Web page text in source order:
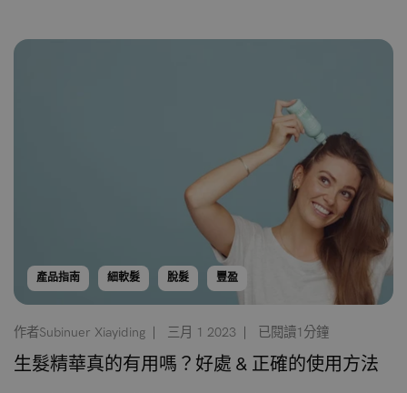
產品指南 細軟髮 脫髮 豐盈
作者Subinuer Xiayiding 三月 1 2023 已閱讀1分鐘
生髮精華真的有用嗎？好處 & 正確的使用方法